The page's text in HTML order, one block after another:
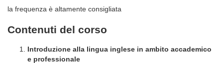
la frequenza è altamente consigliata
Contenuti del corso
Introduzione alla lingua inglese in ambito accademico
e professionale